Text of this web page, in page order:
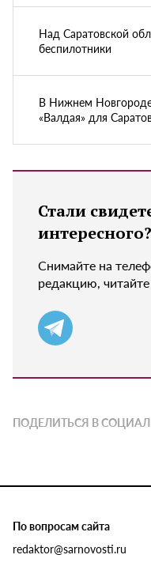
Над Саратовской
беспилотники
В Нижнем
«Валдая» для
Стали
интересного?
Снимайте на
редакцию,
ПОДЕЛИТЬСЯ В
По вопросам сайта
redaktor@sarnovosti.ru